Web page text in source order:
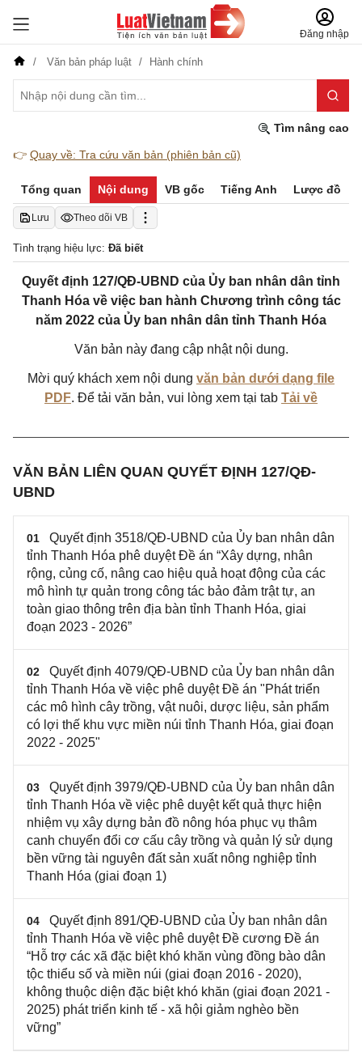
Đăng nhập
Văn bản pháp luật Hành chính
Tìm nâng cao
👉 Quay về: Tra cứu văn bản (phiên bản cũ)
Tổng quan Nội dung VB gốc Tiếng Anh Lược đồ
Lưu Theo dõi VB
Tình trạng hiệu lực: Đã biết
Quyết định 127/QĐ-UBND của Ủy ban nhân dân tỉnh
Thanh Hóa về việc ban hành Chương trình công tác
năm 2022 của Ủy ban nhân dân tỉnh Thanh Hóa
Văn bản này đang cập nhật nội dung.
Mời quý khách xem nội dung văn bản dưới dạng file
PDF. Để tải văn bản, vui lòng xem tại tab Tải về
VĂN BẢN LIÊN QUAN QUYẾT ĐỊNH 127/QĐ-
UBND
01
Quyết định 3518/QĐ-UBND của Ủy ban nhân dân
tỉnh Thanh Hóa phê duyệt Đề án “Xây dựng, nhân
rộng, củng cố, nâng cao hiệu quả hoạt động của các
mô hình tự quản trong công tác bảo đảm trật tự, an
toàn giao thông trên địa bàn tỉnh Thanh Hóa, giai
đoạn 2023 - 2026”
02
Quyết định 4079/QĐ-UBND của Ủy ban nhân dân
tỉnh Thanh Hóa về việc phê duyệt Đề án "Phát triển
các mô hình cây trồng, vật nuôi, dược liệu, sản phẩm
có lợi thế khu vực miền núi tỉnh Thanh Hóa, giai đoạn
2022 - 2025"
03
Quyết định 3979/QĐ-UBND của Ủy ban nhân dân
tỉnh Thanh Hóa về việc phê duyệt kết quả thực hiện
nhiệm vụ xây dựng bản đồ nông hóa phục vụ thâm
canh chuyển đổi cơ cấu cây trồng và quản lý sử dụng
bền vững tài nguyên đất sản xuất nông nghiệp tỉnh
Thanh Hóa (giai đoạn 1)
04
Quyết định 891/QĐ-UBND của Ủy ban nhân dân
tỉnh Thanh Hóa về việc phê duyệt Đề cương Đề án
“Hỗ trợ các xã đặc biệt khó khăn vùng đồng bào dân
tộc thiểu số và miền núi (giai đoạn 2016 - 2020),
không thuộc diện đặc biệt khó khăn (giai đoạn 2021 -
2025) phát triển kinh tế - xã hội giảm nghèo bền
vững”